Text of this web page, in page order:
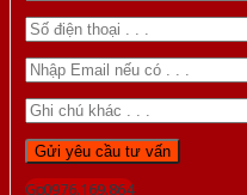
Gọi 0976.169.864